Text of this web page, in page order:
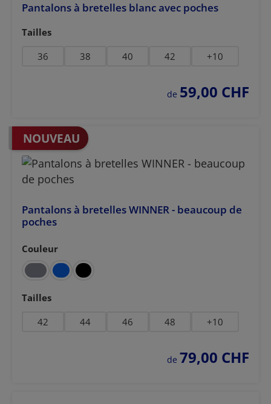
Pantalons à bretelles blanc avec poches
Sélectionnez
Tailles
36 38 40 42 +10
prix régulier :
de 59,00 CHF
NOUVEAU
Pantalons à bretelles WINNER - beaucoup de
poches
Sélectionnez
Couleur
Sélectionnez
Tailles
42 44 46 48 +10
prix régulier :
de 79,00 CHF